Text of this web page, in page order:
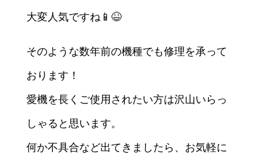
大変人気ですね📱😆
そのような数年前の機種でも修理を承って
おります！
愛機を長くご使用されたい方は沢山いらっ
しゃると思います。
何か不具合など出てきましたら、お気軽に